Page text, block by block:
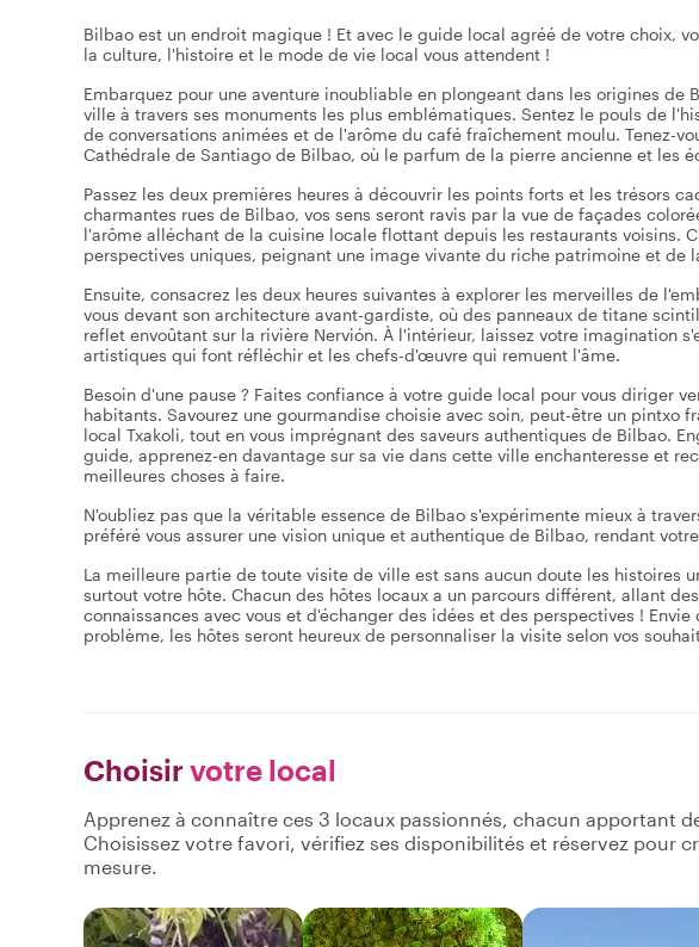
Bilbao est un endroit magique ! Et avec le guide local agréé de votre choix,
la culture, l'histoire et le mode de vie local vous attendent !
Embarquez pour une aventure inoubliable en plongeant dans les origines
ville à travers ses monuments les plus emblématiques. Sentez le pouls de
de conversations animées et de l'arôme du café fraîchement moulu. Tenez-
Cathédrale de Santiago de Bilbao, où le parfum de la pierre ancienne et les
Passez les deux premières heures à découvrir les points forts et les trésors
charmantes rues de Bilbao, vos sens seront ravis par la vue de façades
l'arôme alléchant de la cuisine locale flottant depuis les restaurants voisins.
perspectives uniques, peignant une image vivante du riche patrimoine et de
Ensuite, consacrez les deux heures suivantes à explorer les merveilles de
vous devant son architecture avant-gardiste, où des panneaux de titane
reflet envoûtant sur la rivière Nervión. À l'intérieur, laissez votre imagination
artistiques qui font réfléchir et les chefs-d'œuvre qui remuent l'âme.
Besoin d'une pause ? Faites confiance à votre guide local pour vous diriger
habitants. Savourez une gourmandise choisie avec soin, peut-être un pintxo
local Txakoli, tout en vous imprégnant des saveurs authentiques de Bilbao.
guide, apprenez-en davantage sur sa vie dans cette ville enchanteresse et
meilleures choses à faire.
N'oubliez pas que la véritable essence de Bilbao s'expérimente mieux à
préféré vous assurer une vision unique et authentique de Bilbao, rendant
La meilleure partie de toute visite de ville est sans aucun doute les histoires
surtout votre hôte. Chacun des hôtes locaux a un parcours différent, allant
connaissances avec vous et d'échanger des idées et des perspectives !
problème, les hôtes seront heureux de personnaliser la visite selon vos
Choisir votre local
Apprenez à connaître ces 3 locaux passionnés, chacun apportant
Choisissez votre favori, vérifiez ses disponibilités et réservez pour
mesure.